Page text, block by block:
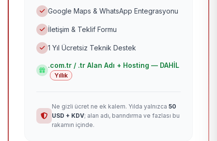
Google Maps & WhatsApp Entegrasyonu
İletişim & Teklif Formu
1 Yıl Ücretsiz Teknik Destek
.com.tr / .tr Alan Adı + Hosting — DAHİL
Yıllık
Ne gizli ücret ne ek kalem. Yılda yalnızca 50
USD + KDV; alan adı, barındırma ve fazlası bu
rakamın içinde.